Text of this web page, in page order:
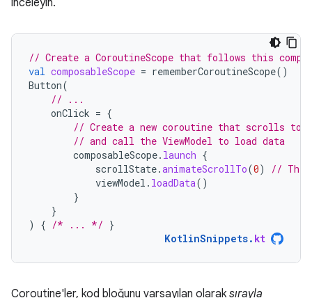
inceleyin.
// Create a CoroutineScope that follows this
val composableScope = rememberCoroutineScope()
Button(
// ...
onClick = {
// Create a new coroutine that scrolls
// and call the ViewModel to load data
composableScope. launch {
scrollState.animateScrollTo(0)
// This
viewModel . loadData()
}
}
)
{ /* ... */ }
KotlinSnippets. kt
Coroutine'ler, kod bloğunu varsayılan olarak sırayla